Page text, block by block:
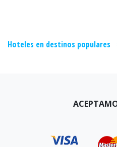
Hoteles en destinos populares